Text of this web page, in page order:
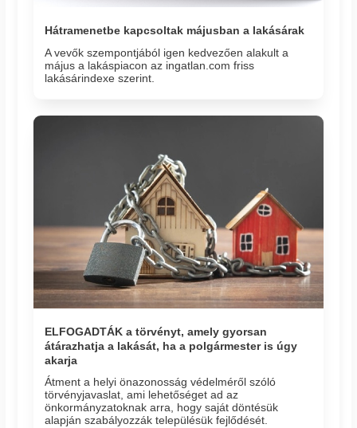
Hátramenetbe kapcsoltak májusban a lakásárak
A vevők szempontjából igen kedvezően alakult a
május a lakáspiacon az ingatlan.com friss
lakásárindexe szerint.
ELFOGADTÁK a törvényt, amely gyorsan
átárazhatja a lakását, ha a polgármester is úgy
akarja
Átment a helyi önazonosság védelméről szóló
törvényjavaslat, ami lehetőséget ad az
önkormányzatoknak arra, hogy saját döntésük
alapján szabályozzák településük fejlődését.